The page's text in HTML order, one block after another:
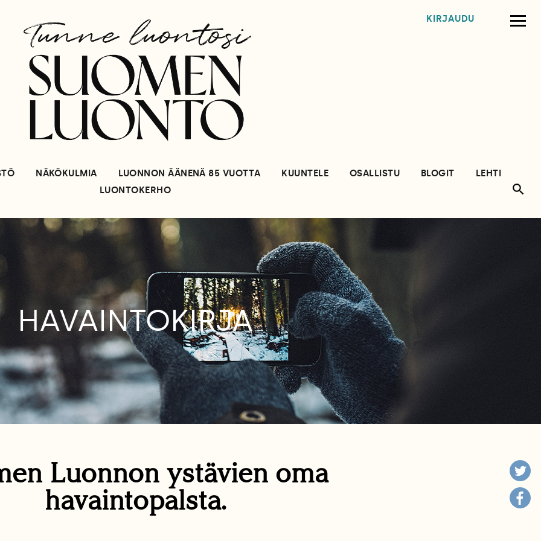
KIRJAUDU
NÄKÖKULMIA LUONNON ÄÄNENÄ 85 VUOTTA KUUNTELE OSALLISTU BLOGIT
LEHTI
LUONTOKERHO
HAVAINTOKIRJA
Luonnon ystävien oma
havaintopalsta.